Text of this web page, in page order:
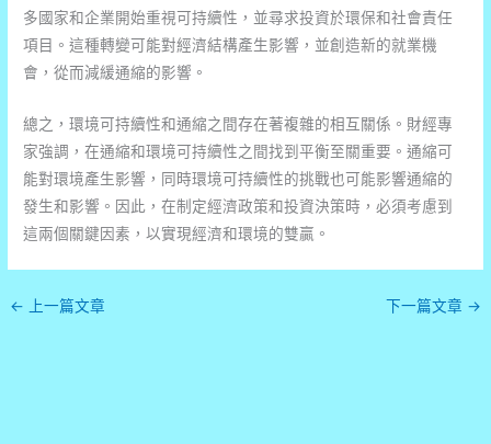
多國家和企業開始重視可持續性，並尋求投資於環保和社會責任
項目。這種轉變可能對經濟結構產生影響，並創造新的就業機
會，從而減緩通縮的影響。
總之，環境可持續性和通縮之間存在著複雜的相互關係。財經專
家強調，在通縮和環境可持續性之間找到平衡至關重要。通縮可
能對環境產生影響，同時環境可持續性的挑戰也可能影響通縮的
發生和影響。因此，在制定經濟政策和投資決策時，必須考慮到
這兩個關鍵因素，以實現經濟和環境的雙贏。
← 上一篇文章 下一篇文章 →